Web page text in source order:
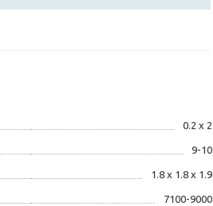
0.2 x 2
9-10
1.8 x 1.8 x 1.9
7100-9000